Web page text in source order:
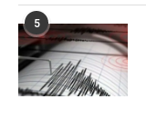
5